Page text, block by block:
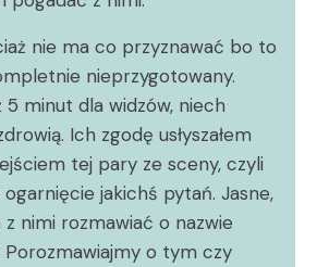
nie ma co przyznawać bo to
nieprzygotowany.
5 minut dla widzów, niech
Ich zgodę usłyszałem
tej pary ze sceny, czyli
ogarnięcie jakichś pytań. Jasne,
z nimi rozmawiać o nazwie
Porozmawiajmy o tym czy